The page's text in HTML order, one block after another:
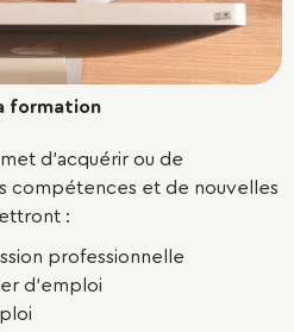
formation
d'acquérir ou de
compétences et de nouvelles
:
professionnelle
d’emploi